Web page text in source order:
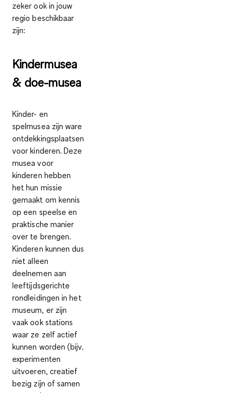
zeker ook in jouw
regio beschikbaar
zijn:
Kindermusea
& doe-musea
Kinder- en
spelmusea zijn ware
ontdekkingsplaatsen
voor kinderen. Deze
musea voor
kinderen hebben
het hun missie
gemaakt om kennis
op een speelse en
praktische manier
over te brengen.
Kinderen kunnen dus
niet alleen
deelnemen aan
leeftijdsgerichte
rondleidingen in het
museum, er zijn
vaak ook stations
waar ze zelf actief
kunnen worden (bijv.
experimenten
uitvoeren, creatief
bezig zijn of samen